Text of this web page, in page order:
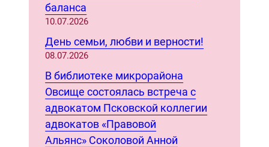
баланса
10.07.2026
День семьи, любви и верности!
08.07.2026
В библиотеке микрорайона
Овсище состоялась встреча с
адвокатом Псковской коллегии
адвокатов «Правовой
Альянс» Соколовой Анной